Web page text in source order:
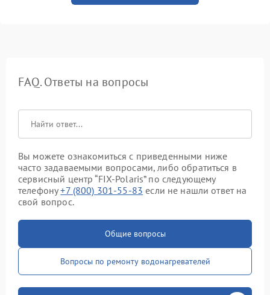
FAQ. Ответы на вопросы
Вы можете ознакомиться с приведенными ниже
часто задаваемыми вопросами, либо обратиться в
сервисный центр “FIX-Polaris” по следующему
телефону+7 (800) 301-55-83 если не нашли ответ на
свой вопрос.
Общие вопросы
Вопросы по ремонту водонагревателей